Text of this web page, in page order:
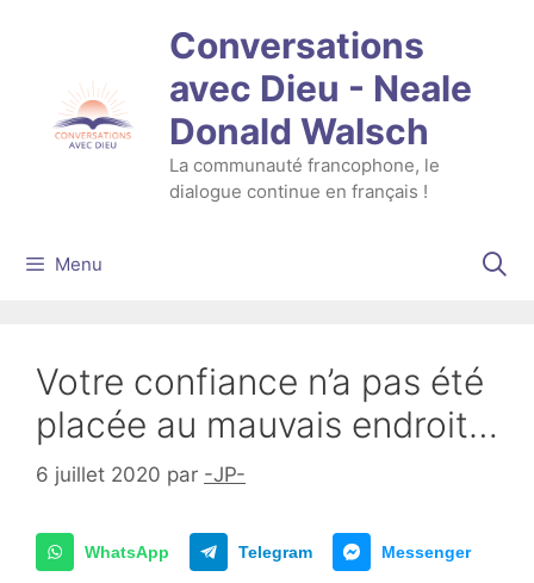
Conversations
avec Dieu - Neale
Donald Walsch
La communauté francophone, le
dialogue continue en français !
Menu
Votre confiance n’a pas été
placée au mauvais endroit…
6 juillet 2020 par -JP-
WhatsApp Telegram Messenger